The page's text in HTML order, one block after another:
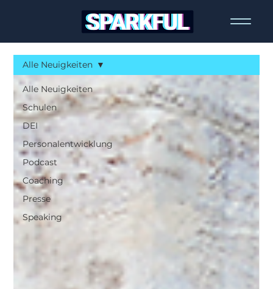
Alle Neuigkeiten
Schulen
DEI
Personalentwicklung
Podcast
Coaching
Presse
Speaking
Alle Neuigkeiten